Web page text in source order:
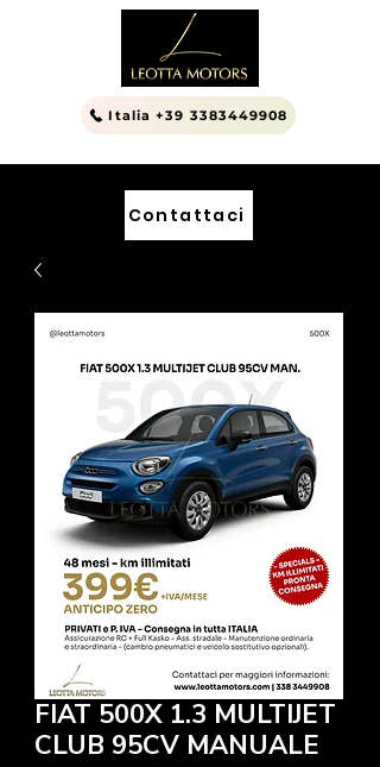
Italia +39 3383449908
Contattaci
FIAT 500X 1.3 MULTIJET
CLUB 95CV MANUALE